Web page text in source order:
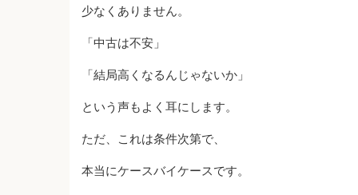
少なくありません。
「中古は不安」
「結局高くなるんじゃないか」
という声もよく耳にします。
ただ、これは条件次第で、
本当にケースバイケースです。